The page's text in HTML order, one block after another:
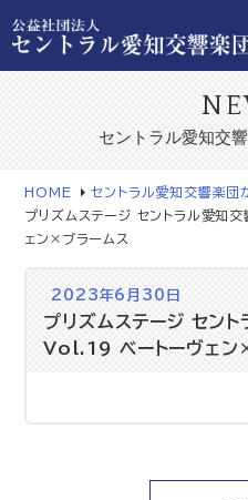
セントラル愛知交
HOME
セントラル愛知交響楽団
プリズムステージ セントラル愛知
ェン×ブラームス
2023年6月30日
プリズムステージ セン
Vol.19 ベートーヴェン